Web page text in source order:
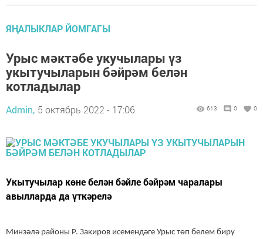
ЯҢАЛЫКЛАР ЙОМГАГЫ
Урыс мәктәбе укучылары үз
укытучыларын бәйрәм белән
котладылар
Admin, 5 октябрь 2022 - 17:06 613 0 0
Укытучылар көне белән бәйле бәйрәм чаралары
авылларда да үткәрелә
Минзәлә районы Р. Закиров исемендәге Урыс төп белем бирү